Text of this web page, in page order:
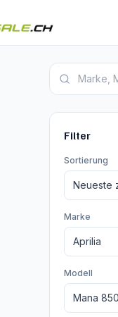
Aprilia Mana
Filter
Sortierung
Marke
Modell